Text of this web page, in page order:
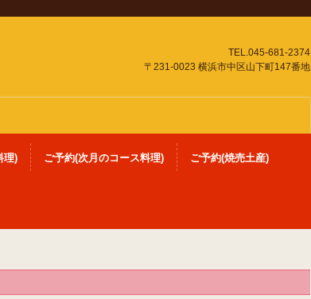
TEL.045-681-2374
〒231-0023 横浜市中区山下町147番地
理) ご予約(次月のコース料理) ご予約(焼売土産)